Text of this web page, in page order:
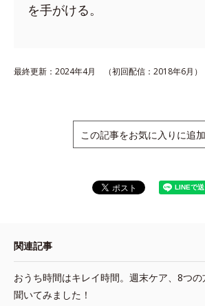
を手がける。
最終更新：2024年4月 （初回配信：2018年6月）
この記事をお気に入りに追加
関連記事
おうち時間はキレイ時間。週末ケア、8つ
聞いてみました！